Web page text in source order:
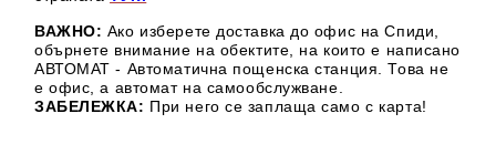
ВАЖНО: Ако изберете доставка до офис на Спиди,
обърнете внимание на обектите, на които е написано
АВТОМАТ - Автоматична пощенска станция. Това не
е офис, а автомат на самообслужване.
ЗАБЕЛЕЖКА: При него се заплаща само с карта!